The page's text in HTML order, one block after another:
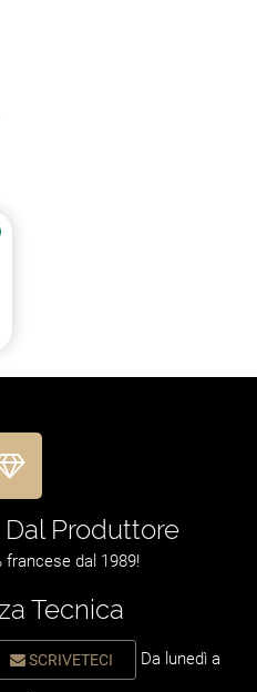
Produttore
francese dal 1989!
Tecnica
SCRIVETECI Da lunedì a